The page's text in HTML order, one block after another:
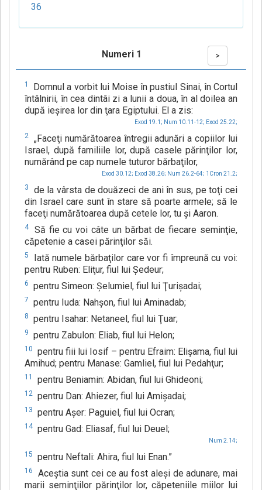
36
Numeri 1 >
1
Domnul a vorbit lui Moise în pustiul Sinai, în Cortul
întâlnirii, în cea dintâi zi a lunii a doua, în al doilea an
după ieşirea lor din ţara Egiptului. El a zis:
Exod 19.1; Num 10.11-12; Exod 25.22;
2
„Faceţi numărătoarea întregii adunări a copiilor lui
Israel, după familiile lor, după casele părinţilor lor,
numărând pe cap numele tuturor bărbaţilor,
Exod 30.12; Exod 38.26; Num 26.2-64; 1Cron 21.2;
3
de la vârsta de douăzeci de ani în sus, pe toţi cei
din Israel care sunt în stare să poarte armele; să le
faceţi numărătoarea după cetele lor, tu şi Aaron.
4
Să fie cu voi câte un bărbat de fiecare seminţie,
căpetenie a casei părinţilor săi.
5
Iată numele bărbaţilor care vor fi împreună cu voi:
pentru Ruben: Eliţur, fiul lui Şedeur;
6 pentru Simeon: Şelumiel, fiul lui Ţurişadai;
7 pentru Iuda: Nahşon, fiul lui Aminadab;
8 pentru Isahar: Netaneel, fiul lui Ţuar;
9 pentru Zabulon: Eliab, fiul lui Helon;
10
pentru fiii lui Iosif – pentru Efraim: Elişama, fiul lui
Amihud; pentru Manase: Gamliel, fiul lui Pedahţur;
11 pentru Beniamin: Abidan, fiul lui Ghideoni;
12 pentru Dan: Ahiezer, fiul lui Amişadai;
13 pentru Aşer: Paguiel, fiul lui Ocran;
14 pentru Gad: Eliasaf, fiul lui Deuel;
Num 2.14;
15 pentru Neftali: Ahira, fiul lui Enan.”
16
Aceştia sunt cei ce au fost aleşi de adunare, mai
marii seminţiilor părinţilor lor, căpeteniile miilor lui